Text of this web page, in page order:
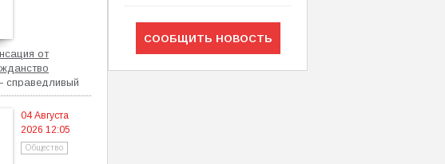
СООБЩИТЬ НОВОСТЬ
от
справедливый
04 Августа
2026 12:05
Общество